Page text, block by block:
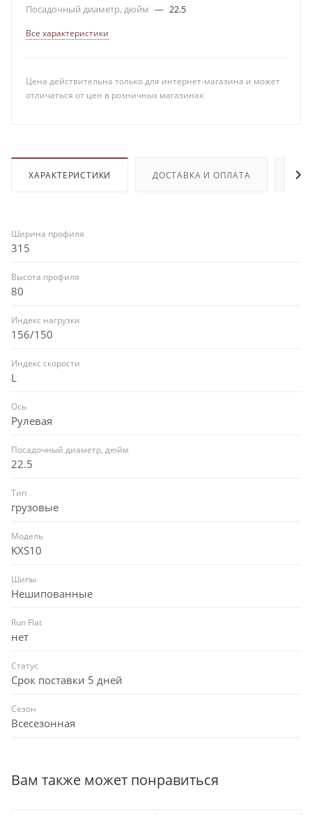
Посадочный диаметр, дюйм — 22.5
Все характеристики
Цена действительна только для интернет-магазина и может
отличаться от цен в розничных магазинах
ХАРАКТЕРИСТИКИ ДОСТАВКА И ОПЛАТА
Ширина профиля
315
Высота профиля
80
Индекс нагрузки
156/150
Индекс скорости
L
Ось
Рулевая
Посадочный диаметр, дюйм
22.5
Тип
грузовые
Модель
KXS10
Шипы
Нешипованные
Run Flat
нет
Статус
Срок поставки 5 дней
Сезон
Всесезонная
Вам также может понравиться